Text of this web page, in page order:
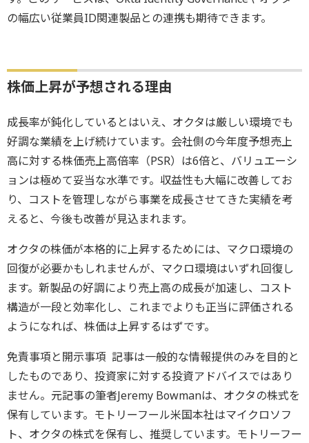
の幅広い従業員ID関連製品との連携も期待できます。
株価上昇が予想される理由
成長率が鈍化しているとはいえ、オクタは厳しい環境でも
好調な業績を上げ続けています。会社側の今年度予想売上
高に対する株価売上高倍率（PSR）は6倍と、バリュエーシ
ョンは極めて妥当な水準です。収益性も大幅に改善してお
り、コストを管理しながら事業を成長させてきた実績を考
えると、今後も改善が見込まれます。
オクタの株価が本格的に上昇するためには、マクロ環境の
回復が必要かもしれませんが、マクロ環境はいずれ回復し
ます。新製品の好調により売上高の成長が加速し、コスト
構造が一段と効率化し、これまでよりも正当に評価される
ようになれば、株価は上昇するはずです。
免責事項と開示事項 記事は一般的な情報提供のみを目的と
したものであり、投資家に対する投資アドバイスではあり
ません。元記事の筆者Jeremy Bowmanは、オクタの株式を
保有しています。モトリーフール米国本社はマイクロソフ
ト、オクタの株式を保有し、推奨しています。モトリーフー